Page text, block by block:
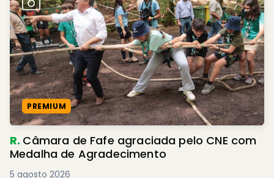
PREMIUM
R. Câmara de Fafe agraciada pelo CNE com
Medalha de Agradecimento
5 agosto 2026